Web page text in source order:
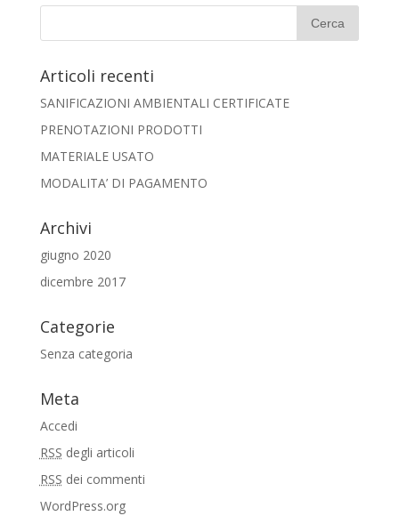
Articoli recenti
SANIFICAZIONI AMBIENTALI CERTIFICATE
PRENOTAZIONI PRODOTTI
MATERIALE USATO
MODALITA’ DI PAGAMENTO
Archivi
giugno 2020
dicembre 2017
Categorie
Senza categoria
Meta
Accedi
RSS degli articoli
RSS dei commenti
WordPress.org